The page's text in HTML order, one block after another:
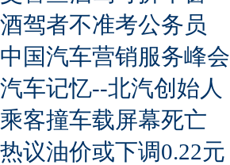
酒驾者不准考公务员
中国汽车营销服务峰会
汽车记忆--北汽创始人
乘客撞车载屏幕死亡
热议油价或下调0.22元